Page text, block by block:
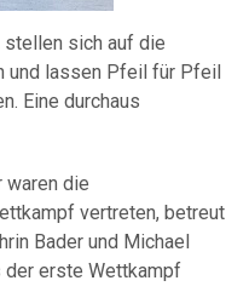
stellen sich auf die
und lassen Pfeil für Pfeil
Eine durchaus
waren die
vertreten, betreut
Bader und Michael
der erste Wettkampf